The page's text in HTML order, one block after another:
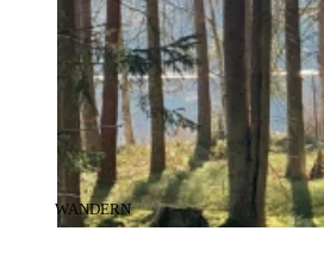
KATEGORIE:
WANDERN